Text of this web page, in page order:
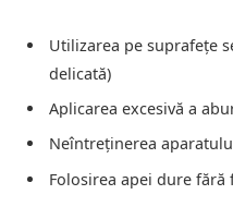
Utilizarea pe suprafețe
delicată)
Aplicarea excesivă a
Neîntreținerea
Folosirea apei dure fără